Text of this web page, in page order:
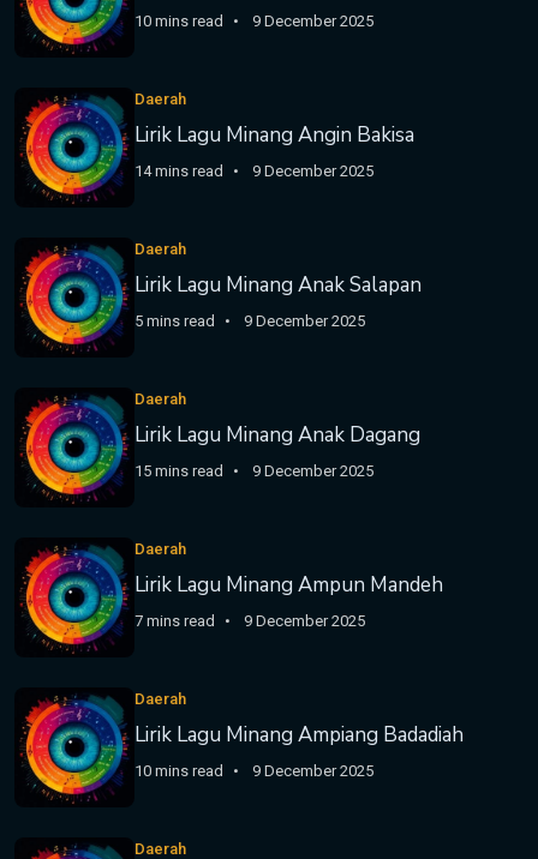
10 mins read 9 December 2025
Daerah
Lirik Lagu Minang Angin Bakisa
14 mins read 9 December 2025
Daerah
Lirik Lagu Minang Anak Salapan
5 mins read 9 December 2025
Daerah
Lirik Lagu Minang Anak Dagang
15 mins read 9 December 2025
Daerah
Lirik Lagu Minang Ampun Mandeh
7 mins read 9 December 2025
Daerah
Lirik Lagu Minang Ampiang Badadiah
10 mins read 9 December 2025
Daerah